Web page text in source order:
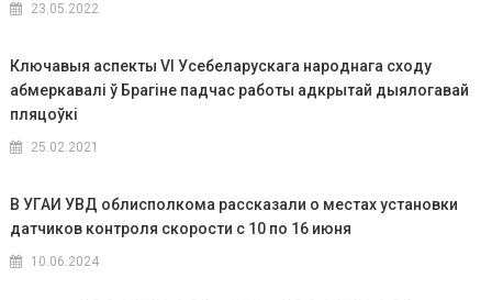
23.05.2022
Ключавыя аспекты VI Усебеларускага народнага сходу
абмеркавалі ў Брагіне падчас работы адкрытай дыялогавай
пляцоўкі
25.02.2021
В УГАИ УВД облисполкома рассказали о местах установки
датчиков контроля скорости с 10 по 16 июня
10.06.2024